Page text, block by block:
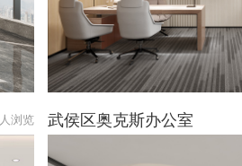
人浏览 武侯区奥克斯办公室